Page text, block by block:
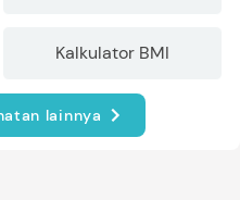
Kalkulator BMI
lainnya